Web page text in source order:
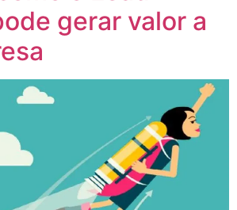
gerar valor a